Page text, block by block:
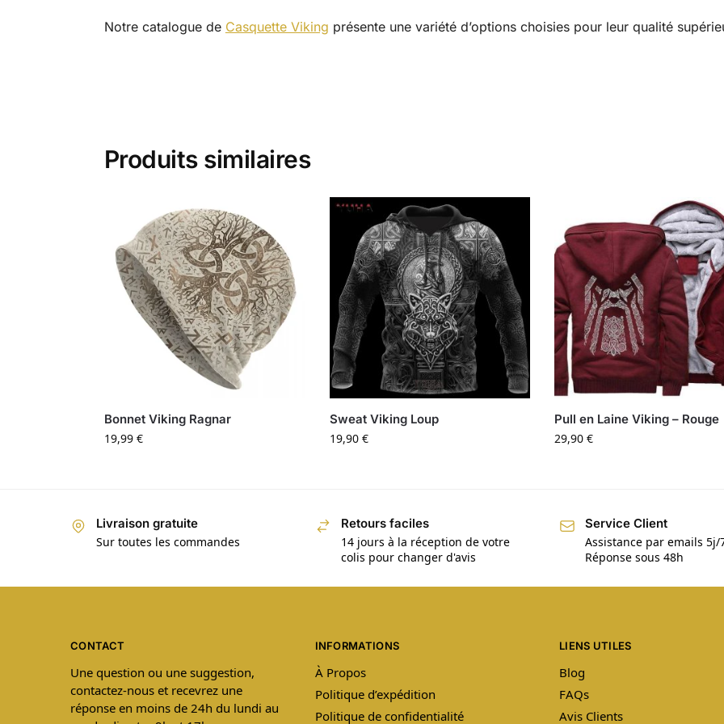
Notre catalogue de Casquette Viking présente une variété d’options choisies pour leur qualité
Produits similaires
Bonnet Viking Ragnar
19,99 €
Sweat Viking Loup
19,90 €
Pull en Laine Viking – Rouge
29,90€
Livraison gratuite
Sur toutes les commandes
Retours faciles
14 jours à la réception de votre
colis pour changer d'avis
Service Client
Assistance par emails 5j/
Réponse sous 48h
CONTACT
Une question ou une suggestion,
contactez-nous et recevrez une
réponse en moins de 24h du lundi au
INFORMATIONS
À Propos
Politique d’expédition
Politique de confidentialité
LIENS UTILES
Blog
FAQs
Avis Clients